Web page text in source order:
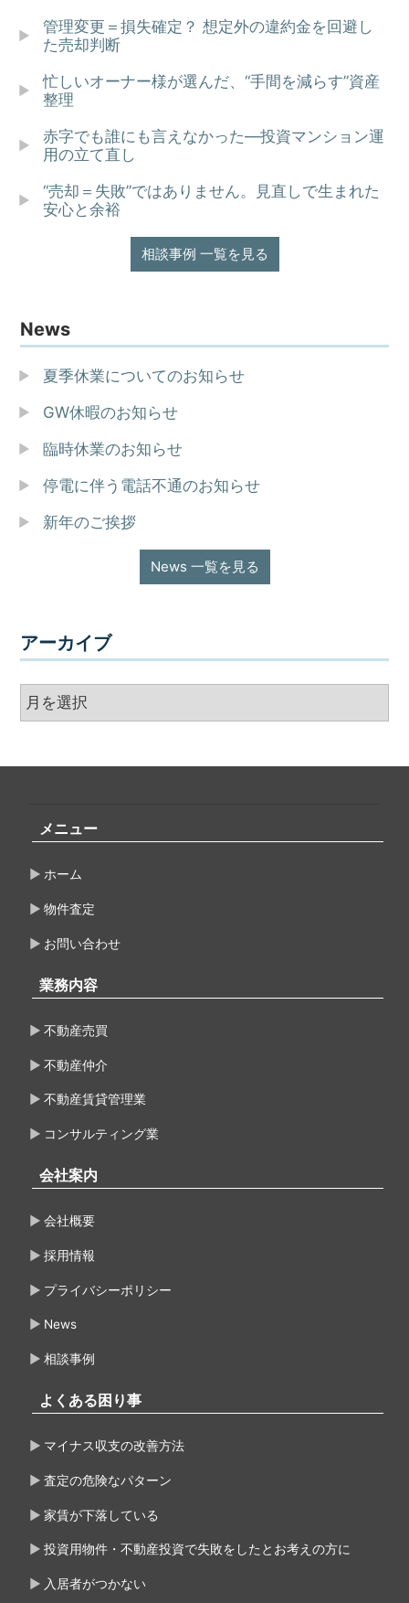
管理変更＝損失確定？ 想定外の違約金を回避し
た売却判断
忙しいオーナー様が選んだ、“手間を減らす”資産
整理
赤字でも誰にも言えなかった—投資マンション運
用の立て直し
“売却＝失敗”ではありません。見直しで生まれた
安心と余裕
相談事例 一覧を見る
News
夏季休業についてのお知らせ
GW休暇のお知らせ
臨時休業のお知らせ
停電に伴う電話不通のお知らせ
新年のご挨拶
News 一覧を見る
アーカイブ
ア
ー
イ
メニュー
ホーム
物件査定
お問い合わせ
業務内容
不動産売買
不動産仲介
不動産賃貸管理業
コンサルティング業
会社案内
会社概要
採用情報
プライバシーポリシー
News
相談事例
よくある困り事
マイナス収支の改善方法
査定の危険なパターン
家賃が下落している
投資用物件・不動産投資で失敗をしたとお考えの方に
入居者がつかない